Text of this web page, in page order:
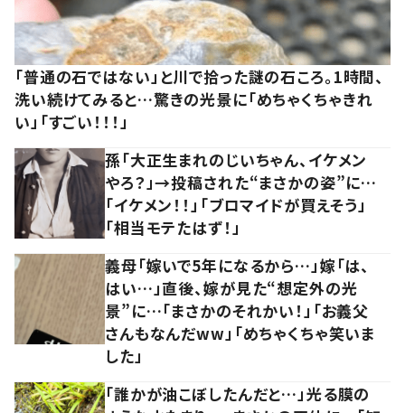
「普通の石ではない」と川で拾った謎の石ころ。1時間、
洗い続けてみると…驚きの光景に「めちゃくちゃきれ
い」「すごい！！！」
孫「大正生まれのじいちゃん、イケメン
やろ？」→投稿された“まさかの姿”に…
「イケメン！！」「ブロマイドが買えそう」
「相当モテたはず！」
義母「嫁いで5年になるから…」嫁「は、
はい…」直後、嫁が見た“想定外の光
景”に…「まさかのそれかい！」「お義父
さんもなんだww」「めちゃくちゃ笑いま
した」
「誰かが油こぼしたんだと…」光る膜の